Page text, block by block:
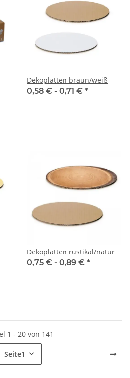
Dekoplatten braun/weiß
0,58 € - 0,71 € *
Dekoplatten rustikal/natur
0,75 € - 0,89 € *
1 - 20 von 141
Seite1